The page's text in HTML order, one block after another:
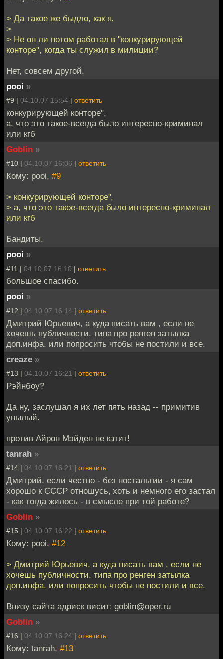
> Да такое же быдло, как я.
>
> Не он ли потом работал в "конкурирующей
конторе", когда ты служил в милиции?
Нет, совсем другой.
pooi »
#9 | 04.10.07 15:54 | ответить
конкурирующей конторе",
а, что это такое-всегда было интересно-криминал
или кгб
Goblin »
#10 | 04.10.07 16:06 | ответить
Кому: pooi, #9
> конкурирующей конторе",
> а, что это такое-всегда было интересно-криминал
или кгб
Бандиты.
pooi »
#11 | 04.10.07 16:10 | ответить
большое спасибо.
pooi »
#12 | 04.10.07 16:14 | ответить
Дмитрий Юрьевич, а куда писать вам , если не
хочешь публичности. типа про ренген затылка
доп.инфа. или попросить чтобы не постили и все.
creaze »
#13 | 04.10.07 16:21 | ответить
Рэйнбоу?
Да ну, заслушал я их лет пять назад -- примитив
унылый.
против Айрон Мэйден не катит!
tanrah »
#14 | 04.10.07 16:21 | ответить
Дмитрий, если честно - без ностальгии - я сам
хорошо к СССР отношусь, хоть и немного его застал
- как тогда жилось - в смысле при той работе?
Goblin »
#15 | 04.10.07 16:22 | ответить
Кому: pooi, #12
> Дмитрий Юрьевич, а куда писать вам , если не
хочешь публичности. типа про ренген затылка
доп.инфа. или попросить чтобы не постили и все.
Внизу сайта адриск висит: goblin@oper.ru
Goblin »
#16 | 04.10.07 16:24 | ответить
Кому: tanrah, #13